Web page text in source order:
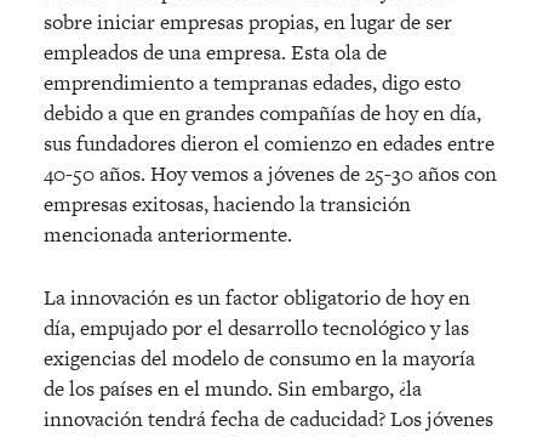
sobre iniciar empresas propias, en lugar de ser
empleados de una empresa. Esta ola de
emprendimiento a tempranas edades, digo esto
debido a que en grandes compañías de hoy en día,
sus fundadores dieron el comienzo en edades entre
40-50 años. Hoy vemos a jóvenes de 25-30 años con
empresas exitosas, haciendo la transición
mencionada anteriormente.
La innovación es un factor obligatorio de hoy en
día, empujado por el desarrollo tecnológico y las
exigencias del modelo de consumo en la mayoría
de los países en el mundo. Sin embargo, ¿la
innovación tendrá fecha de caducidad? Los jóvenes